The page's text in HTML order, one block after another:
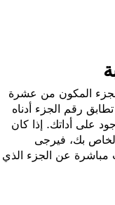
المكون من عشرة
رقم الجزء أدناه
على أداتك. إذا كان
بك، فيرجى
عن الجزء الذي